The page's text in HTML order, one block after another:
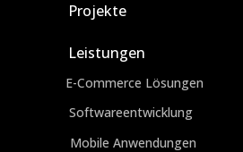
Projekte
Leistungen
E-Commerce Lösungen
Softwareentwicklung
Mobile Anwendungen